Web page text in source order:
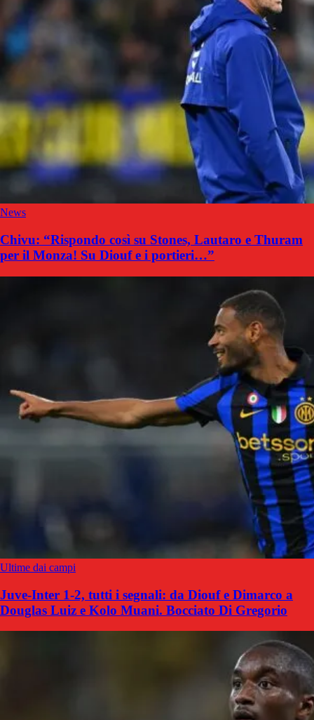
News
Chivu: “Rispondo così su Stones, Lautaro e Thuram
per il Monza! Su Diouf e i portieri…”
Ultime dai campi
Juve-Inter 1-2, tutti i segnali: da Diouf e Dimarco a
Douglas Luiz e Kolo Muani. Bocciato Di Gregorio